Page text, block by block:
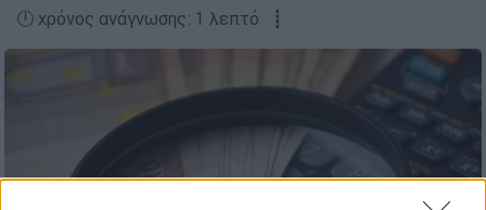
🕛 χρόνος ανάγνωσης: 1 λεπτό ┋